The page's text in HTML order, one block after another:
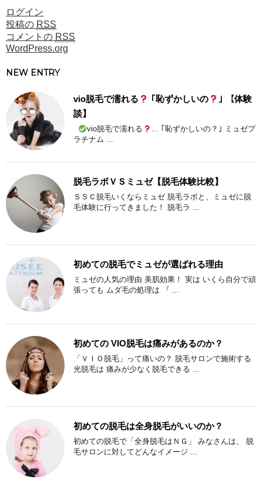
ログイン
投稿の RSS
コメントの RSS
WordPress.org
NEW ENTRY
vio脱毛で濡れる ｢恥ずかしいの
｣ 【体験
談】
vio脱毛で濡れる
... ｢恥ずかしいの？｣ ミュゼプ
ラチナム ...
脱毛ラボＶＳミュゼ【脱毛体験比較】
ＳＳＣ脱毛いくならミュゼ 脱毛ラボと、ミュゼに脱
毛体験に行ってきました！ 脱毛ラ ...
初めての脱毛でミュゼが選ばれる理由
ミュゼの人気の理由 美肌効果！ 実は いくら自分で頑
張っても ムダ毛の処理は 『 ...
初めての VIO脱毛は痛みがあるのか？
「ＶＩＯ脱毛」って痛いの？ 脱毛サロンで施術する
光脱毛は 痛みが少なく脱毛できる ...
初めての脱毛は全身脱毛がいいのか？
初めての脱毛で「全身脱毛はＮＧ」 みなさんは、 脱
毛サロンに対してどんなイメージ ...